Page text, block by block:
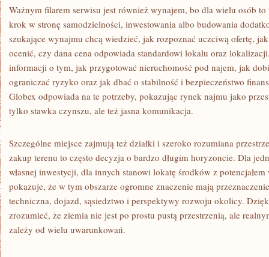
Ważnym filarem serwisu jest również wynajem, bo dla wielu osób to
krok w stronę samodzielności, inwestowania albo budowania
szukające wynajmu chcą wiedzieć, jak rozpoznać uczciwą ofertę,
ocenić, czy dana cena odpowiada standardowi lokalu oraz
informacji o tym, jak przygotować nieruchomość pod najem, jak
ograniczać ryzyko oraz jak dbać o stabilność i bezpieczeństwo
Globex odpowiada na te potrzeby, pokazując rynek najmu jako
tylko stawka czynszu, ale też jasna komunikacja.
Szczególne miejsce zajmują też działki i szeroko rozumiana
zakup terenu to często decyzja o bardzo długim horyzoncie. Dla
własnej inwestycji, dla innych stanowi lokatę środków z
pokazuje, że w tym obszarze ogromne znaczenie mają
techniczna, dojazd, sąsiedztwo i perspektywy rozwoju okolicy.
zrozumieć, że ziemia nie jest po prostu pustą przestrzenią, ale
zależy od wielu uwarunkowań.